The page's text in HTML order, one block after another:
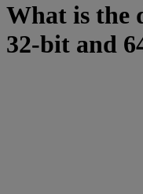
What is the
32-bit and